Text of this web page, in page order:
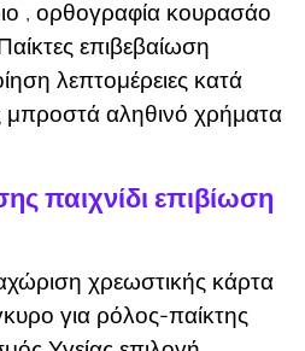
, ορθογραφία κουρασάο
επιβεβαίωση
λεπτομέρειες κατά
μπροστά αληθινό χρήματα
παιχνίδι επιβίωση
χρεωστικής κάρτα
για ρόλος-παίκτης